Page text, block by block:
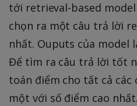
tới retrieval-based
chọn ra một câu trả lời
nhất. Ouputs của model
Để tìm ra câu trả lời tốt
toán điểm cho tất cả các
một với số điểm cao nhất.